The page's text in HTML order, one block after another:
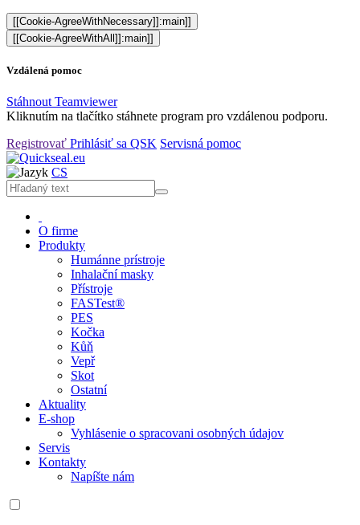
[[Cookie-AgreeWithNecessary]]:main]]
[[Cookie-AgreeWithAll]]:main]]
Vzdálená pomoc
Stáhnout Teamviewer
Kliknutím na tlačítko stáhnete program pro vzdálenou podporu.
Registrovať Prihlásiť sa QSK Servisná pomoc
CS
O firme
Produkty
Humánne prístroje
Inhalační masky
Přístroje
FASTest®
PES
Kočka
Kůň
Vepř
Skot
Ostatní
Aktuality
E-shop
Vyhlásenie o spracovani osobných údajov
Servis
Kontakty
Napíšte nám